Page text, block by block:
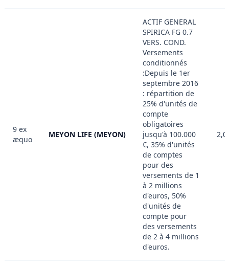
9 ex
æquo
MEYON LIFE (MEYON)
ACTIF GENERAL
SPIRICA FG 0.7
VERS. COND.
Versements
conditionnés
:Depuis le 1er
septembre 2016
: répartition de
25% d'unités de
compte
obligatoires
jusqu'à 100.000
€, 35% d'unités
de comptes
pour des
versements de 1
à 2 millions
d'euros, 50%
d'unités de
compte pour
des versements
de 2 à 4 millions
d'euros.